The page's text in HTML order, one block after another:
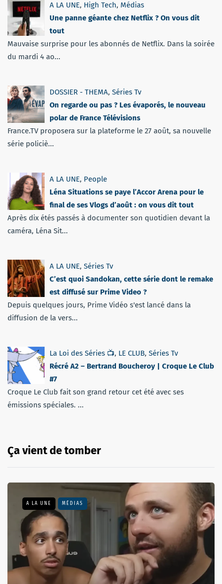
A LA UNE, High Tech, Médias
Une panne géante chez Netflix ? On vous dit
tout
Mauvaise surprise pour les abonnés de Netflix. Dans la soirée
du mardi 4 ao...
DOSSIER - THEMA, Séries Tv
On regarde ou pas ? Les évaporés, le nouveau
polar de France Télévisions
France.TV proposera sur la plateforme le 27 août, sa nouvelle
série policiè...
A LA UNE, People
Léna Situations se paye l’Accor Arena pour le
final de ses Vlogs d’août : on vous dit tout
Après dix étés passés à documenter son quotidien devant la
caméra, Léna Sit...
A LA UNE, Séries Tv
C’est quoi Sandokan, cette série dont le remake
est diffusé sur Prime Video ?
Depuis quelques jours, Prime Vidéo s'est lancé dans la
diffusion de la vers...
La Loi des Séries 📺, LE CLUB, Séries Tv
Récré A2 – Bertrand Boucheroy | Croque Le Club
#7
Croque Le Club fait son grand retour cet été avec ses
émissions spéciales. ...
Ça vient de tomber
A LA UNE MÉDIAS